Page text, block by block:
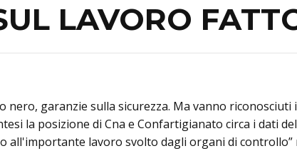
LAVORO
nero, garanzie sulla sicurezza. Ma vanno
la posizione di Cna e Confartigianato circa i dati
all'importante lavoro svolto dagli organi di